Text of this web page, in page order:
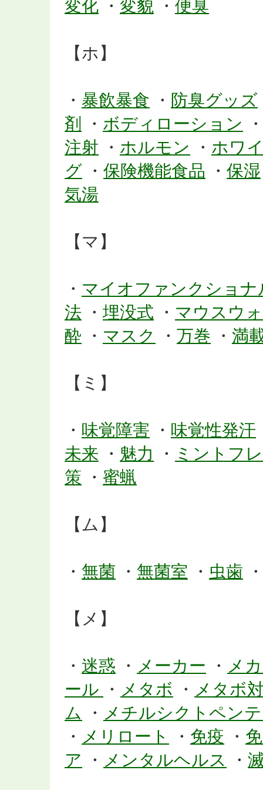
変化 ・ 変貌 ・ 便臭
【ホ】
・ 暴飲暴食 ・ 防臭グッズ
剤
・ ボディローション
注射 ・ ホルモン ・ ホワ
グ ・ 保険機能食品 ・ 保湿
気湯
【マ】
・ マイオファンクショ
法 ・ 埋没式 ・ マウスウ
酔 ・ マスク ・ 万巻 ・ 満
【ミ】
・ 味覚障害 ・ 味覚性発汗
未来 ・ 魅力 ・ ミントフ
策 ・ 蜜蝋
【ム】
・ 無菌 ・ 無菌室 ・ 虫歯
【メ】
・ 迷惑 ・ メーカー ・ メ
ール
・ メタボ ・ メタボ
ム
・ メチルシクトペン
・ メリロート ・ 免疫 ・
ア ・ メンタルヘルス ・